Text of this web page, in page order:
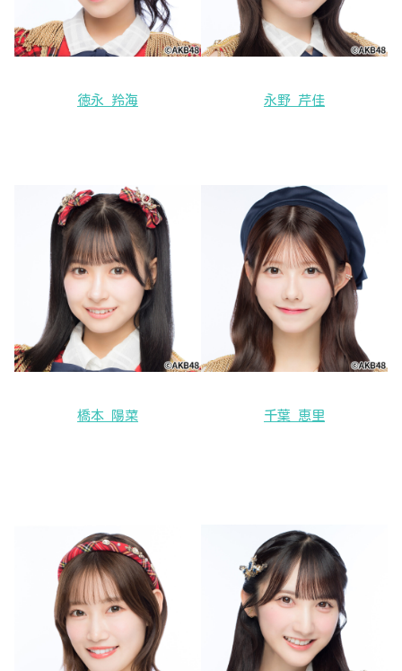
徳永 羚海 永野 芹佳
橋本 陽菜 千葉 恵里